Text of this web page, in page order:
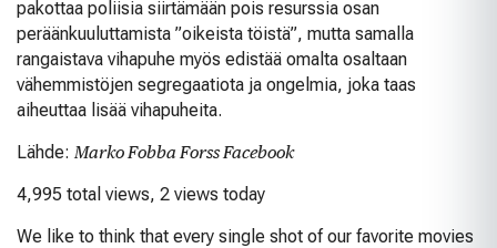
pakottaa poliisia siirtämään pois resurssia osan
peräänkuuluttamista ”oikeista töistä”, mutta samalla
rangaistava vihapuhe myös edistää omalta osaltaan
vähemmistöjen segregaatiota ja ongelmia, joka taas
aiheuttaa lisää vihapuheita.
Lähde: Marko Fobba Forss Facebook
4,995 total views, 2 views today
We like to think that every single shot of our favorite movies